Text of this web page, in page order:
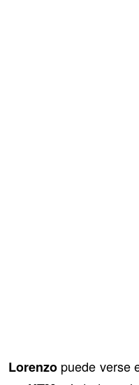
Lorenzopuede verse